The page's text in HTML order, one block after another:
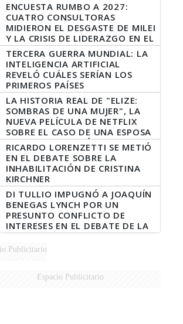
ENCUESTA RUMBO A 2027:
CUATRO CONSULTORAS
MIDIERON EL DESGASTE DE MILEI
Y LA CRISIS DE LIDERAZGO EN EL
PERONISMO
TERCERA GUERRA MUNDIAL: LA
INTELIGENCIA ARTIFICIAL
REVELÓ CUÁLES SERÍAN LOS
PRIMEROS PAÍSES
LATINOAMERICANOS EN SER
DERROTADOS
LA HISTORIA REAL DE "ELIZE:
SOMBRAS DE UNA MUJER", LA
NUEVA PELÍCULA DE NETFLIX
SOBRE EL CASO DE UNA ESPOSA
QUE DESCUARTIZÓ A SU
MARIDO
RICARDO LORENZETTI SE METIÓ
EN EL DEBATE SOBRE LA
INHABILITACIÓN DE CRISTINA
KIRCHNER
DI TULLIO IMPUGNÓ A JOAQUÍN
BENEGAS LYNCH POR UN
PRESUNTO CONFLICTO DE
INTERESES EN EL DEBATE DE LA
LEY DE TIERRAS
Publicitario
Espacio Publicitario